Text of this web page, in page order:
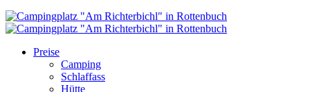
Preise
Camping
Schlaffass
Hütte